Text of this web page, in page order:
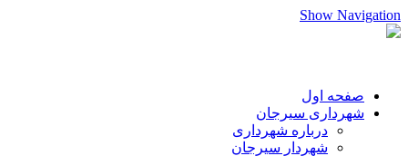
Show Navigation
صفحه اول
شهرداری سیرجان
درباره شهرداری
شهردار سیرجان